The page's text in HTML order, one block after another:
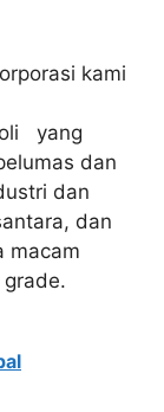
kami
oli yang
dan
dan
dan
macam